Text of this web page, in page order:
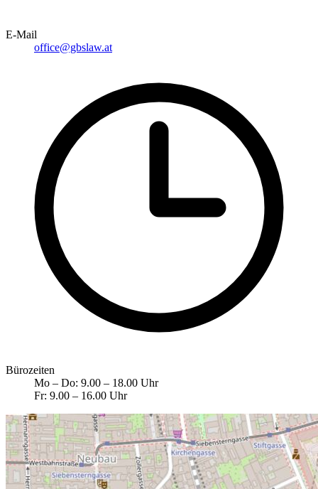
E-Mail
office@gbslaw.at
Bürozeiten
Mo – Do: 9.00 – 18.00 Uhr
Fr: 9.00 – 16.00 Uhr